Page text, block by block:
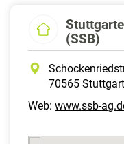
(SSB)
70565 Stuttgart
Web: www.ssb-